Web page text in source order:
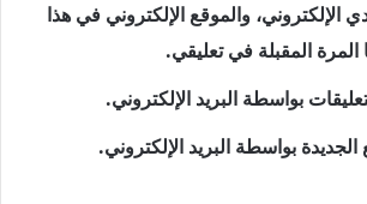
والموقع الإلكتروني في هذا
المقبلة في تعليقي.
بواسطة البريد الإلكتروني.
بواسطة البريد الإلكتروني.